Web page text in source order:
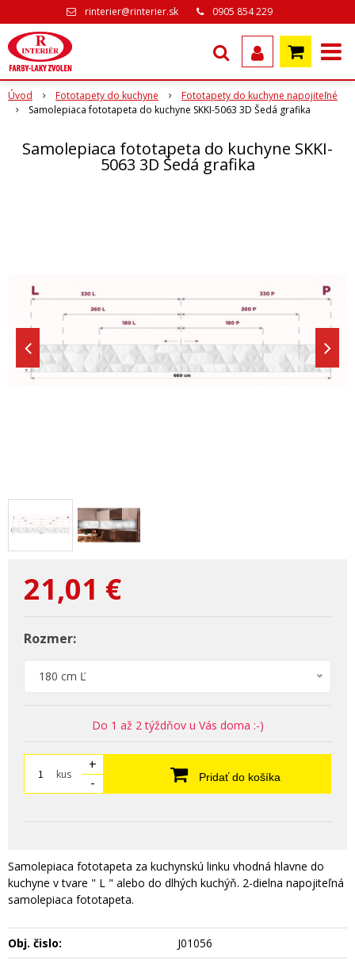
rinterier@rinterier.sk 0905 854 229
Úvod Fototapety do kuchyne
Fototapety do kuchyne napojiteľné
Samolepiaca fototapeta do kuchyne SKKI-5063 3D Šedá grafika
Samolepiaca fototapeta do kuchyne SKKI-
5063 3D Šedá grafika
21,01 €
Rozmer:
180 cm Ľ
Do 1 až 2 týždňov u Vás doma :-)
kus
+
-
Pridať do košíka
Samolepiaca fototapeta za kuchynskú linku vhodná hlavne do
kuchyne v tvare " L " alebo do dlhých kuchýň. 2-dielna napojiteľná
samolepiaca fototapeta.
Obj. čislo: J01056